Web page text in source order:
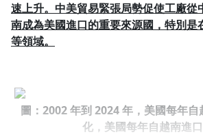
速上升。中美貿易緊張局勢促使工廠從
南成為美國進口的重要來源國，特別是
等領域。
圖：2002 年到 2024 年，美國每年
化，美國每年自越南進